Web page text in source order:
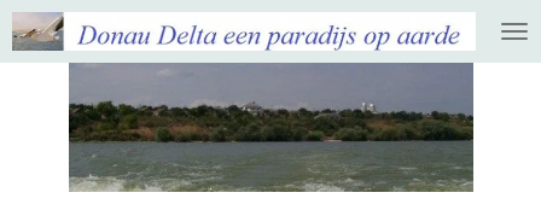
Ga
direct
hoofdinhoud